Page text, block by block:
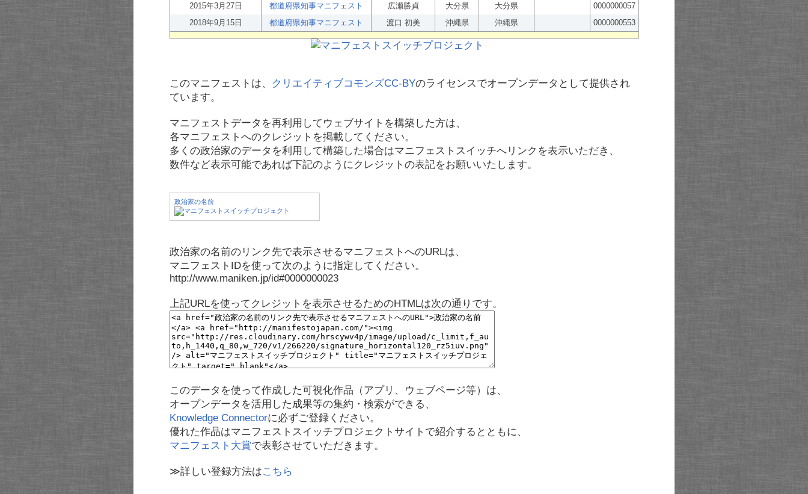
2015年3月27日
都道府県知事マニフェスト 広瀬勝貞 大分県 大分県
0000000057
2018年9月15日
都道府県知事マニフェスト 渡口 初美 沖縄県 沖縄県 0000000553
このマニフェストは、 クリエイティブコモンズCC-BYのライセンスでオープンデータとして提供され
ています。
マニフェストデータを再利用してウェブサイトを構築した方は、
各マニフェストへのクレジットを掲載してください。
多くの政治家のデータを利用して構築した場合はマニフェストスイッチへリンクを表示いただき、
数件など表示可能であれば下記のようにクレジットの表記をお願いいたします。
政治家の名前
政治家の名前のリンク先で表示させるマニフェストへのURLは、
マニフェストIDを使って次のように指定してください。
http://www.maniken.jp/id#0000000023
上記URLを使ってクレジットを表示させるためのHTMLは次の通りです。
このデータを使って作成した可視化作品（アプリ、ウェブページ等）は、
オープンデータを活用した成果等の集約・検索ができる、
Knowledge Connectorに必ずご登録ください。
優れた作品はマニフェストスイッチプロジェクトサイトで紹介するとともに、
マニフェスト大賞で表彰させていただきます。
≫詳しい登録方法はこちら